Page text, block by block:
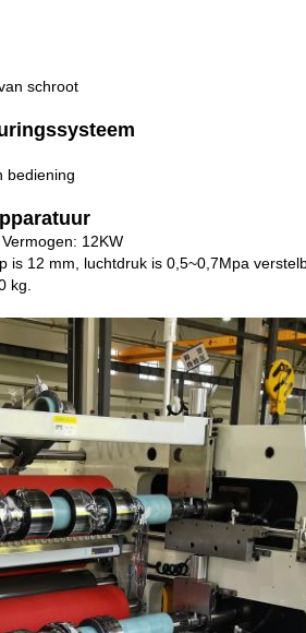
schroot
bediening
12KW
is 12 mm, luchtdruk is 0,5~0,7Mpa
kg.